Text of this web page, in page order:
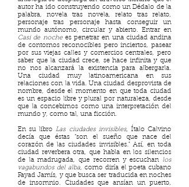
autor ha ido construyendo como un Dédalo de la
palabra, novela tras novela, relato tras relato,
personaje tras personaje hasta conseguir un
mundo autónomo, circular y abierto. Entrar en
Casi de noche es penetrar en una ciudad andina
de contornos reconocibles pero inciertos, pasear
por sus viejas calles y comercios centrales, pero
saber que la ciudad crece, se hace infinita y que
no nos alcanzará la existencia para albergarla.
Una ciudad muy latinoamericana en sus
relaciones con la vida. Una ciudad desprovista de
nombre, desde el momento en que toda ciudad
es un espacio libre y plural por naturaleza, desde
que la concebimos como una interpretación del
mundo y, como tal, una ficción.
En su libroLas ciudades invisibles, Ítalo Calvino
decía que éstas “son el sueño que nace del
corazón de las ciudades invisibles.” Así, en toda
ciudad reverbera otra, que habla en los silencios
de la madrugada, que recorren y escuchan los
vagabundos del alba, como diría el poeta cubano
Fayad Jamís, y que busca ser traducida en noches
de insomnio. Ciudades que ansían un puerto,